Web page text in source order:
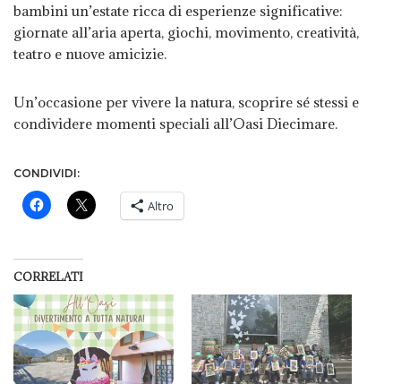
bambini un’estate ricca di esperienze significative:
giornate all’aria aperta, giochi, movimento, creatività,
teatro e nuove amicizie.
Un’occasione per vivere la natura, scoprire sé stessi e
condividere momenti speciali all’Oasi Diecimare.
CONDIVIDI:
Altro
CORRELATI